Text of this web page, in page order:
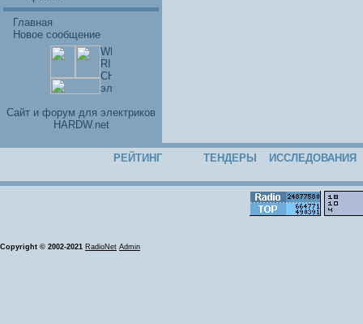
Главная
Новое сообщение
Cайт и форум для электриков
HARDW.net
РЕЙТИНГ ТЕНДЕРЫ ИССЛЕДОВАНИЯ
Copyright © 2002-2021 RadioNet Admin